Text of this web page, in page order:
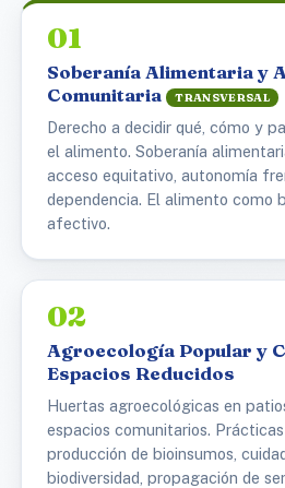
01
Soberanía Alimentaria y
Comunitaria
TRANSVERSAL
Derecho a decidir qué, cómo y
el alimento. Soberanía
acceso equitativo, autonomía
dependencia. El alimento como
afectivo.
02
Agroecología Popular y
Espacios Reducidos
Huertas agroecológicas en
espacios comunitarios. Prácticas
producción de bioinsumos,
biodiversidad, propagación de